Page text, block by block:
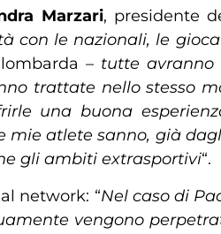
Marzari, presidente
con le nazionali, le
– tutte avranno
trattate nello stesso
una buona
atlete sanno, già
gli ambiti extrasportivi“.
network: “Nel caso di
vengono